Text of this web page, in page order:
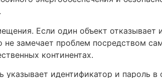
Если один объект отказывает
замечает проблем посредством
континентах.
идентификатор и пароль